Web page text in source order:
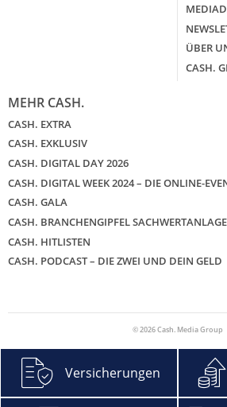
ÜBER
CASH.
MEHR CASH.
CASH. EXTRA
CASH. EXKLUSIV
CASH. DIGITAL DAY 2026
CASH. DIGITAL WEEK 2024 – DIE ONLINE-
CASH. GALA
CASH. BRANCHENGIPFEL
CASH. HITLISTEN
CASH. PODCAST – DIE ZWEI UND DEIN GELD
© 2026 Cash. Media Group
Versicherungen